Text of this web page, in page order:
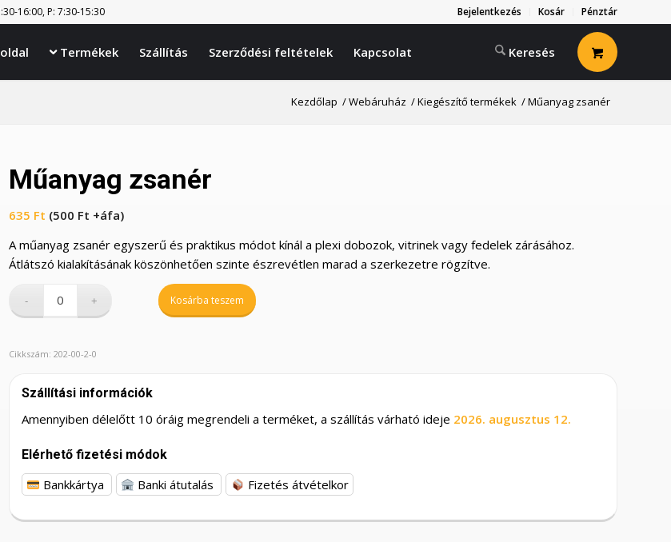
Bejelentkezés Kosár Pénztár
16:00, P: 7:30-15:30
Termékek Szállítás Szerződési feltételek Kapcsolat
Kezdőlap /Webáruház /Kiegészítő termékek /Műanyag zsanér
Műanyag zsanér
635 Ft (500 Ft +áfa)
A műanyag zsanér egyszerű és praktikus módot kínál a plexi dobozok, vitrinek vagy fedelek zárásához.
Átlátszó kialakításának köszönhetően szinte észrevétlen marad a szerkezetre rögzítve.
Kosárba teszem
Cikkszám:202-00-2-0
Szállítási információk
Amennyiben délelőtt 10 óráig megrendeli a terméket, a szállítás várható ideje 2026. augusztus 12.
Elérhető fizetési módok
Bankkártya Banki átutalás Fizetés átvételkor